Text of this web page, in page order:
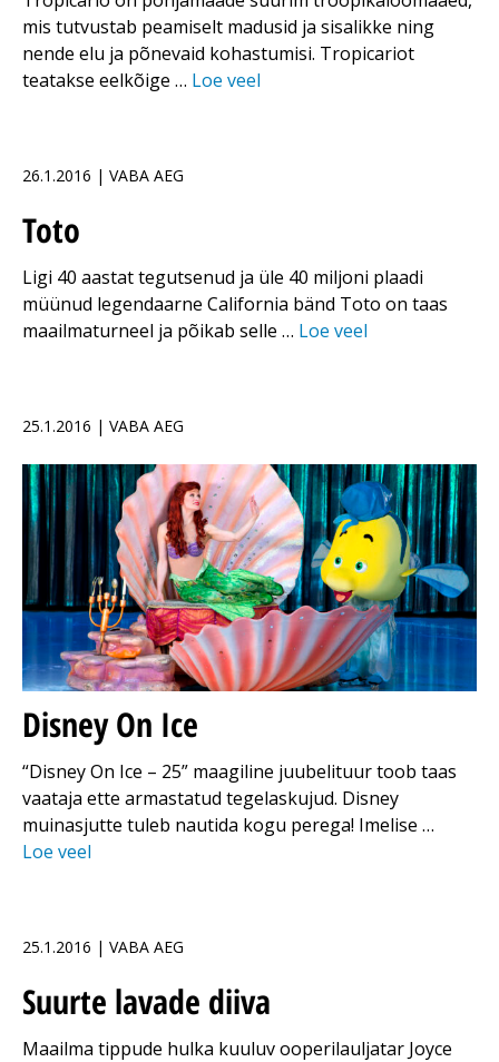
mis tutvustab peamiselt madusid ja sisalikke ning
nende elu ja põnevaid kohastumisi. Tropicariot
teatakse eelkõige … Loe veel
26.1.2016 | VABA AEG
Toto
Ligi 40 aastat tegutsenud ja üle 40 miljoni plaadi
müünud legendaarne California bänd Toto on taas
maailmaturneel ja põikab selle … Loe veel
25.1.2016 | VABA AEG
Disney On Ice
“Disney On Ice – 25” maagiline juubelituur toob taas
vaataja ette armastatud tegelaskujud. Disney
muinasjutte tuleb nautida kogu perega! Imelise …
Loe veel
25.1.2016 | VABA AEG
Suurte lavade diiva
Maailma tippude hulka kuuluv ooperilauljatar Joyce